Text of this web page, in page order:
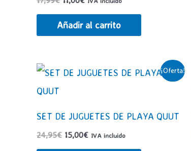
original
era:
actual
es:
Añadir al carrito
¡Oferta!
SET DE JUGUETES DE PLAYA QUUT
24,95€ El
15,00€ElIVA incluido